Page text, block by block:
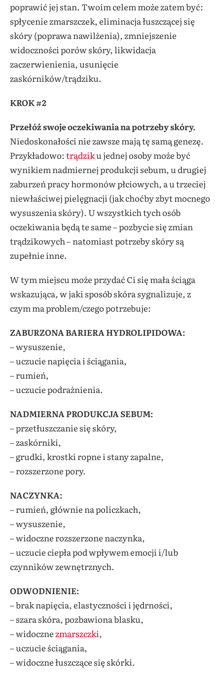
poprawić jej stan. Twoim celem może zatem być:
spłycenie zmarszczek, eliminacja łuszczącej się
skóry (poprawa nawilżenia), zmniejszenie
widoczności porów skóry, likwidacja
zaczerwienienia, usunięcie
zaskórników/trądziku.
KROK #2
Przełóż swoje oczekiwania na potrzeby skóry.
Niedoskonałości nie zawsze mają tę samą genezę.
Przykładowo: trądziku jednej osoby może być
wynikiem nadmiernej produkcji sebum, u drugiej
zaburzeń pracy hormonów płciowych, a u trzeciej
niewłaściwej pielęgnacji (jak choćby zbyt mocnego
wysuszenia skóry). U wszystkich tych osób
oczekiwania będą te same – pozbycie się zmian
trądzikowych – natomiast potrzeby skóry są
zupełnie inne.
W tym miejscu może przydać Ci się mała ściąga
wskazująca, w jaki sposób skóra sygnalizuje, z
czym ma problem/czego potrzebuje:
ZABURZONA BARIERA HYDROLIPIDOWA:
– wysuszenie,
– uczucie napięcia i ściągania,
– rumień,
– uczucie podrażnienia.
NADMIERNA PRODUKCJA SEBUM:
– przetłuszczanie się skóry,
– zaskórniki,
– grudki, krostki ropne i stany zapalne,
– rozszerzone pory.
NACZYNKA:
– rumień, głównie na policzkach,
– wysuszenie,
– widoczne rozszerzone naczynka,
– uczucie ciepła pod wpływem emocji i/lub
czynników zewnętrznych.
ODWODNIENIE:
– brak napięcia, elastyczności i jędrności,
– szara skóra, pozbawiona blasku,
– widocznezmarszczki,
– uczucie ściągania,
– widoczne łuszczące się skórki.